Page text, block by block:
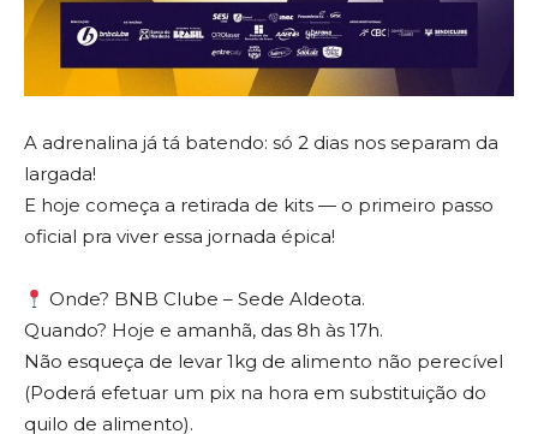
A adrenalina já tá batendo: só 2 dias nos separam da
largada!
E hoje começa a retirada de kits — o primeiro passo
oficial pra viver essa jornada épica!
Onde? BNB Clube – Sede Aldeota.
Quando? Hoje e amanhã, das 8h às 17h.
Não esqueça de levar 1kg de alimento não perecível
(Poderá efetuar um pix na hora em substituição do
quilo de alimento).